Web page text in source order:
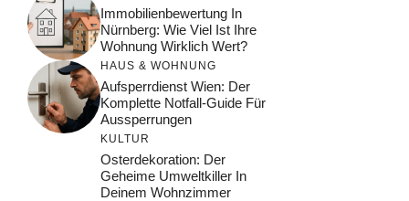
Immobilienbewertung In
Nürnberg: Wie Viel Ist Ihre
Wohnung Wirklich Wert?
HAUS & WOHNUNG
Aufsperrdienst Wien: Der
Komplette Notfall-Guide Für
Aussperrungen
KULTUR
Osterdekoration: Der
Geheime Umweltkiller In
Deinem Wohnzimmer